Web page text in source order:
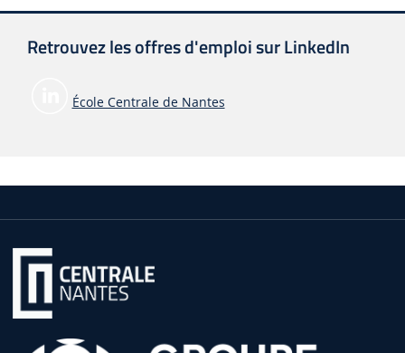
Retrouvez les offres d'emploi sur LinkedIn
École Centrale de Nantes